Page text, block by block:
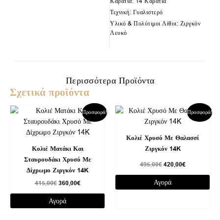
Τεχνική: Γυαλιστερό
Υλικό & Πολύτιμοι Λίθοι: Ζιργκόν
Λευκό
Περισσότερα Προϊόντα
Σχετικά προϊόντα
Προσφορά!
Κολιέ Ματάκι Και
Σταυρουδάκι Χρυσό Με
Δίχρωμο Ζιργκόν 14K
415,00€
Original
was:
415,00€.
360,00€
Η
τρέχουσα
τιμή
είναι:
Αγορά
Προσφορά!
Κολιέ Χρυσό Με Θαλασσί
Ζιργκόν 14K
495,00€
Original
price
was:
420,00€
Η
τρέχουσα
420,00€.
Αγορά